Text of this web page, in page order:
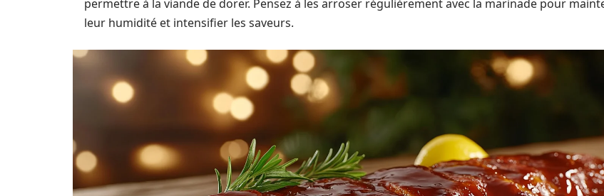
permettre à la viande de dorer. Pensez à les arroser régulièrement avec la marinade pour
leur humidité et intensifier les saveurs.